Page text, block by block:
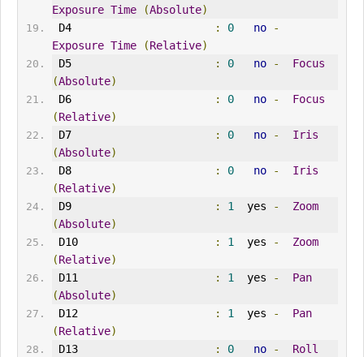
Exposure Time (Absolute)
D4
: 0 no
-
Exposure Time (Relative)
D5
: 0 no -
Focus
(Absolute)
D6
: 0 no -
Focus
(Relative)
D7
: 0 no -
Iris
(Absolute)
D8
: 0 no -
Iris
(Relative)
D9
: 1
  yes
-
Zoom
(Absolute)
D10
: 1
  yes
-
Zoom
(Relative)
D11
: 1
  yes
-
Pan
(Absolute)
D12
: 1
  yes
-
Pan
(Relative)
D13
: 0 no -
Roll